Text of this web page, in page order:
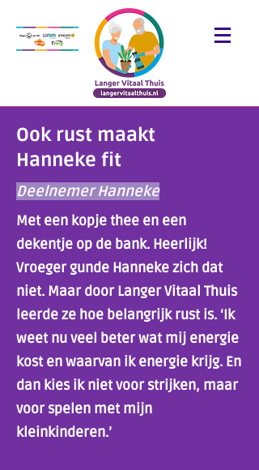
Ook rust maakt
Hanneke fit
Deelnemer Hanneke
Met een kopje thee en een
dekentje op de bank. Heerlijk!
Vroeger gunde Hanneke zich dat
niet. Maar door Langer Vitaal Thuis
leerde ze hoe belangrijk rust is. ‘Ik
weet nu veel beter wat mij energie
kost en waarvan ik energie krijg. En
dan kies ik niet voor strijken, maar
voor spelen met mijn
kleinkinderen.’